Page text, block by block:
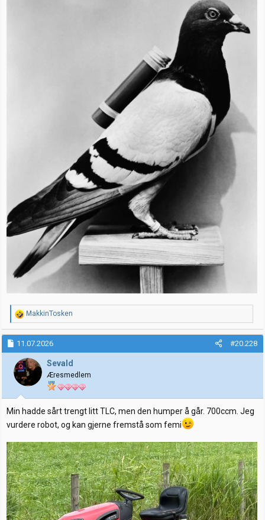
R
e
a
k
s
j
o
n
e
r
:
MakkinTosken
11.07.2026 #20.228
Sevald
Æresmedlem
Min hadde sårt trengt litt TLC, men den humper å går. 700ccm. Jeg
vurdere robot, og kan gjerne fremstå som femi